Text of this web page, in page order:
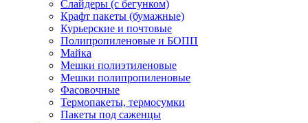
Слайдеры (с бегунком)
Крафт пакеты (бумажные)
Курьерские и почтовые
Полипропиленовые и БОПП
Майка
Мешки полиэтиленовые
Мешки полипропиленовые
Фасовочные
Термопакеты, термосумки
Пакеты под саженцы